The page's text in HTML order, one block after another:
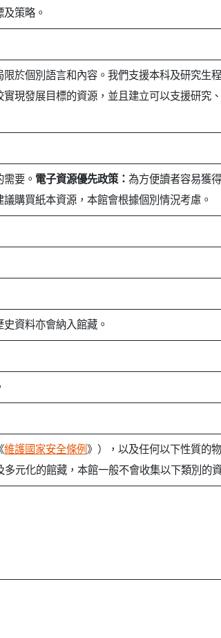
策略。
於個別語言和內容。我們支援本科及研究生
現發展目標的資源，並且建立可以支援研究
要。 電子資源優先政策：為方便讀者容易獲
購買紙本資源，本館會根據個別情況考慮。
資料亦會納入館藏。
維護國家安全條例》），以及任何以下性質的
元化的館藏，本館一般不會收集以下類別的